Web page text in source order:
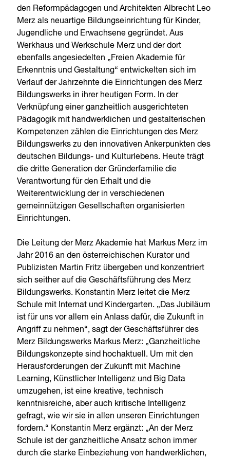
den Reformpädagogen und Architekten Albrecht Leo
Merz als neuartige Bildungseinrichtung für Kinder,
Jugendliche und Erwachsene gegründet. Aus
Werkhaus und Werkschule Merz und der dort
ebenfalls angesiedelten „Freien Akademie für
Erkenntnis und Gestaltung“ entwickelten sich im
Verlauf der Jahrzehnte die Einrichtungen des Merz
Bildungswerks in ihrer heutigen Form. In der
Verknüpfung einer ganzheitlich ausgerichteten
Pädagogik mit handwerklichen und gestalterischen
Kompetenzen zählen die Einrichtungen des Merz
Bildungswerks zu den innovativen Ankerpunkten des
deutschen Bildungs- und Kulturlebens. Heute trägt
die dritte Generation der Gründerfamilie die
Verantwortung für den Erhalt und die
Weiterentwicklung der in verschiedenen
gemeinnützigen Gesellschaften organisierten
Einrichtungen.
Die Leitung der Merz Akademie hat Markus Merz im
Jahr 2016 an den österreichischen Kurator und
Publizisten Martin Fritz übergeben und konzentriert
sich seither auf die Geschäftsführung des Merz
Bildungswerks. Konstantin Merz leitet die Merz
Schule mit Internat und Kindergarten. „Das Jubiläum
ist für uns vor allem ein Anlass dafür, die Zukunft in
Angriff zu nehmen“, sagt der Geschäftsführer des
Merz Bildungswerks Markus Merz: „Ganzheitliche
Bildungskonzepte sind hochaktuell. Um mit den
Herausforderungen der Zukunft mit Machine
Learning, Künstlicher Intelligenz und Big Data
umzugehen, ist eine kreative, technisch
kenntnisreiche, aber auch kritische Intelligenz
gefragt, wie wir sie in allen unseren Einrichtungen
fordern.“ Konstantin Merz ergänzt: „An der Merz
Schule ist der ganzheitliche Ansatz schon immer
durch die starke Einbeziehung von handwerklichen,